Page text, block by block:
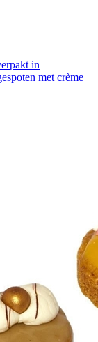
in
met crème